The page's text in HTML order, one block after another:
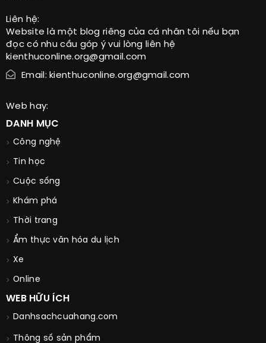
Liên hệ:
Website là một blog riêng của cá nhân tôi nếu bạn
đọc có nhu cầu góp ý vui lòng liên hệ
kienthuconline.org@gmail.com
Email: kienthuconline.org@gmail.com
Web hay:
DANH MỤC
Công nghệ
Tin học
Cuộc sống
Khám phá
Thời trang
Ẩm thực văn hóa du lịch
Xe
Online
WEB HỮU ÍCH
Danhsachcuahang.com
Thông số sản phẩm